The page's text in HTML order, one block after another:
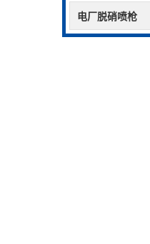
电厂脱硝喷枪